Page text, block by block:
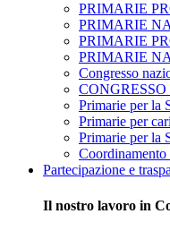
PRIMARIE
PRIMARIE
PRIMARIE
PRIMARIE
Congresso
Primarie per la
Primarie per
Primarie per la
Partecipazione e
Il nostro lavoro in